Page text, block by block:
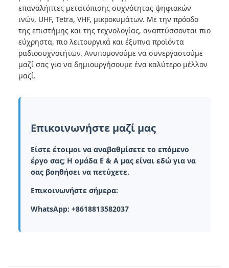
επαναλήπτες μετατόπισης συχνότητας ψηφιακών
ινών, UHF, Tetra, VHF, μικροκυμάτων. Με την πρόοδο
της επιστήμης και της τεχνολογίας, αναπτύσσονται πιο
εύχρηστα, πιο λειτουργικά και έξυπνα προϊόντα
ραδιοσυχνοτήτων. Ανυπομονούμε να συνεργαστούμε
μαζί σας για να δημιουργήσουμε ένα καλύτερο μέλλον
μαζί.
Επικοινωνήστε μαζί μας
Είστε έτοιμοι να αναβαθμίσετε το επόμενο
έργο σας; Η ομάδα Ε & Α μας είναι εδώ για να
σας βοηθήσει να πετύχετε.
Επικοινωνήστε σήμερα:
WhatsApp: +8618813582037